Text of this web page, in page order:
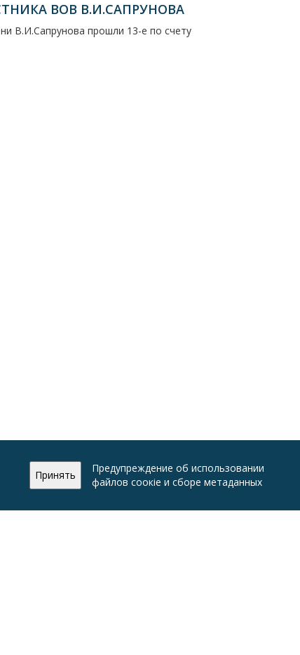
ВОВ В.И.САПРУНОВА
В.И.Сапрунова прошли 13-е по счету
Принять
Предупреждение об использовании
файлов соокіе и сборе метаданных